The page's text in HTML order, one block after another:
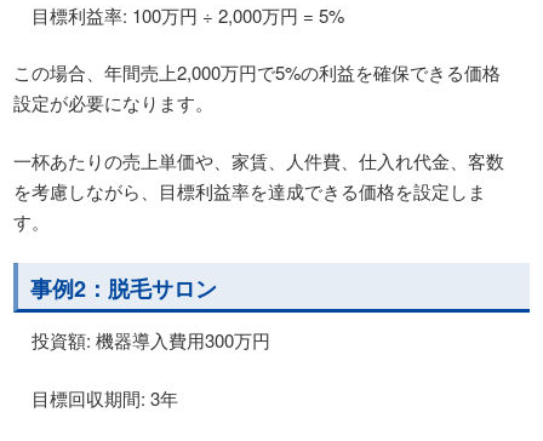
目標利益率: 100万円 ÷ 2,000万円 = 5%
この場合、年間売上2,000万円で5%の利益を確保できる価格
設定が必要になります。
一杯あたりの売上単価や、家賃、人件費、仕入れ代金、客数
を考慮しながら、目標利益率を達成できる価格を設定しま
す。
事例2：脱毛サロン
投資額: 機器導入費用300万円
目標回収期間: 3年